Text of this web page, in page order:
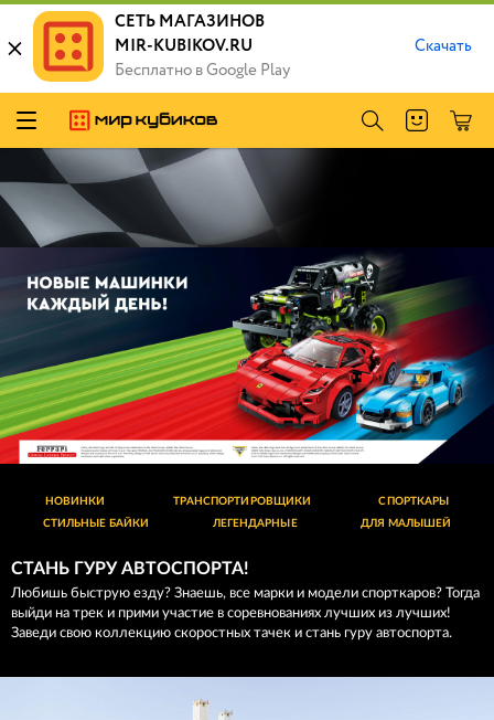
НОВИНКИ ТРАНСПОРТИРОВЩИКИ
СПОРТКАРЫ
СТИЛЬНЫЕ БАЙКИ
ЛЕГЕНДАРНЫЕ ДЛЯ МАЛЫШЕЙ
СТАНЬ ГУРУ АВТОСПОРТА!
Любишь быструю езду? Знаешь, все марки и модели спорткаров? Тогда
выйди на трек и прими участие в соревнованиях лучших из лучших!
Заведи свою коллекцию скоростных тачек и стань гуру автоспорта.
СЕТЬ МАГАЗИНОВ
MIR-KUBIKOV.RU
Бесплатно в Google Play
Скачать